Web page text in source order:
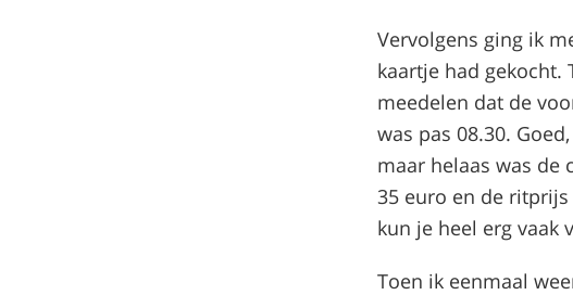
Vervolgens ging ik
kaartje had gekocht.
meedelen dat de
was pas 08.30.
maar helaas was de
35 euro en de
kun je heel erg vaak
Toen ik eenmaal